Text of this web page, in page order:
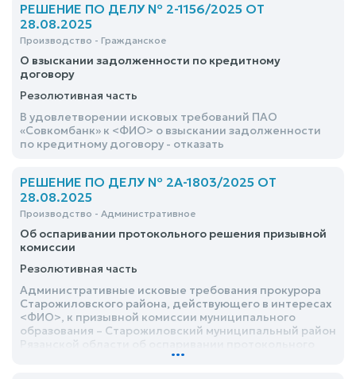
РЕШЕНИЕ ПО ДЕЛУ № 2-1156/2025 ОТ
28.08.2025
Производство - Гражданское
О взыскании задолженности по кредитному
договору
Резолютивная часть
В удовлетворении исковых требований ПАО
«Совкомбанк» к <ФИО> о взыскании задолженности
по кредитному договору - отказать
РЕШЕНИЕ ПО ДЕЛУ № 2А-1803/2025 ОТ
28.08.2025
Производство - Административное
Об оспаривании протокольного решения призывной
комиссии
Резолютивная часть
Административные исковые требования прокурора
Старожиловского района, действующего в интересах
<ФИО>, к призывной комиссии муниципального
образования – Старожиловский муниципальный район
решения призывной комиссии, удовлетворить
...